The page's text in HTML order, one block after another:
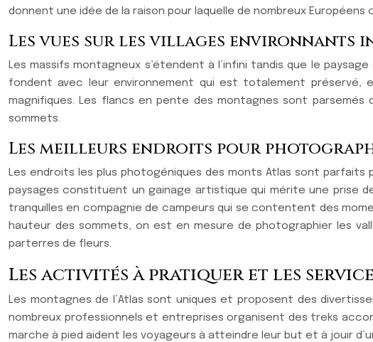
donnent une idée de la raison pour laquelle de nombreux
Les vues sur les villages environnants
Les massifs montagneux s’étendent à l’infini tandis que le
fondent avec leur environnement qui est totalement préservé,
magnifiques. Les flancs en pente des montagnes sont
sommets.
Les meilleurs endroits pour
Les endroits les plus photogéniques des monts Atlas sont parfaits
paysages constituent un gainage artistique qui mérite une prise
tranquilles en compagnie de campeurs qui se contentent des
hauteur des sommets, on est en mesure de photographier les
parterres de fleurs.
Les activités à pratiquer et les
Les montagnes de l’Atlas sont uniques et proposent des
nombreux professionnels et entreprises organisent des treks
marche à pied aident les voyageurs à atteindre leur but et à jouir